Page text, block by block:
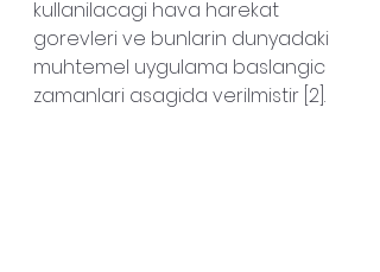
kullanilacagi hava harekat
gorevleri ve bunlarin dunyadaki
muhtemel uygulama baslangic
zamanlari asagida verilmistir [2].